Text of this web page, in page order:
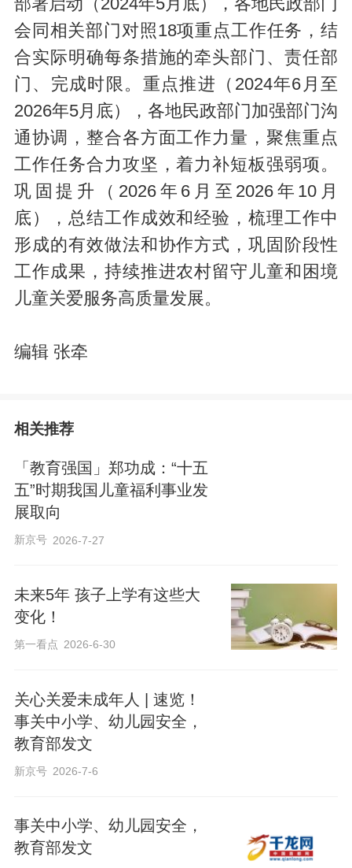
会同相关部门对照18项重点工作任务，结
合实际明确每条措施的牵头部门、责任部
门、完成时限。重点推进（2024年6月至
2026年5月底），各地民政部门加强部门沟
通协调，整合各方面工作力量，聚焦重点
工作任务合力攻坚，着力补短板强弱项。
巩固提升（2026年6月至2026年10月
底），总结工作成效和经验，梳理工作中
形成的有效做法和协作方式，巩固阶段性
工作成果，持续推进农村留守儿童和困境
儿童关爱服务高质量发展。
编辑 张牵
相关推荐
「教育强国」郑功成：“十五
五”时期我国儿童福利事业发
展取向
新京号 2026-7-27
未来5年 孩子上学有这些大
变化！
第一看点 2026-6-30
关心关爱未成年人 | 速览！
事关中小学、幼儿园安全，
教育部发文
新京号 2026-7-6
事关中小学、幼儿园安全，
教育部发文